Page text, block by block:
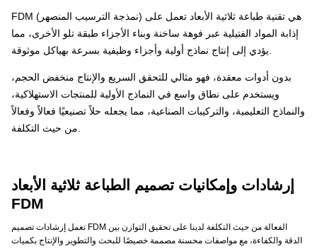
FDM (نمذجة الترسيب المنصهر) هي تقنية طباعة ثلاثية الأبعاد تعمل على
إذابة المواد الفتيلية عبر فوهة ساخنة وبناء الأجزاء طبقة تلو الأخرى، مما
يؤدي إلى إنتاج نماذج أولية وأجزاء وظيفية بسرعة بهياكل موثوقة.
بدون أدوات معقدة، فهو مثالي للتحقق السريع والإنتاج منخفض الحجم،
ويستخدم على نطاق واسع في النماذج الأولية للمنتجات الاستهلاكية،
والنماذج التعليمية، والتركيبات الصناعية، مما يجعله حلاً تصنيعيًا فعالاً وفعالاً
من حيث التكلفة.
إرشادات وإمكانيات تصميم الطباعة ثلاثية الأبعاد
FDM
تعمل إرشادات تصميم FDM الفعالة من حيث التكلفة لدينا على تحقيق التوازن بين
الدقة والكفاءة، مع مواصفات محسنة مصممة خصيصًا للبحث والتطوير والإنتاج بكميات